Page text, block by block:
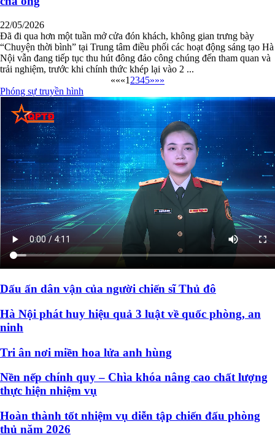
22/05/2026
Đã đi qua hơn một tuần mở cửa đón khách, không gian trưng bày
“Chuyện thời bình” tại Trung tâm điều phối các hoạt động sáng tạo Hà
Nội vẫn đang tiếp tục thu hút đông đảo công chúng đến tham quan và
trải nghiệm, trước khi chính thức khép lại vào 2 ...
«««1 2345»»»
Phóng sự truyền hình
Dấu ấn dân vận của người chiến sĩ Thủ đô
Hà Nội phát huy hiệu quả 3 luật về quốc phòng, an
ninh
Tri ân nơi miền hoa lửa anh hùng
Nền nếp chính quy – Chìa khóa nâng cao chất lượng
thực hiện nhiệm vụ
Hoàn thành tốt nhiệm vụ diễn tập chiến đấu phòng
thủ năm 2026